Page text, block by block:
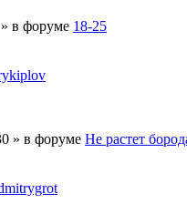
» в форуме 18-25
» в форуме Не растет